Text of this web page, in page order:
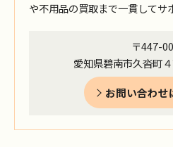
や不用品の買取まで一貫してサ
〒447-
愛知県碧南市久沓町
お問い合わせ